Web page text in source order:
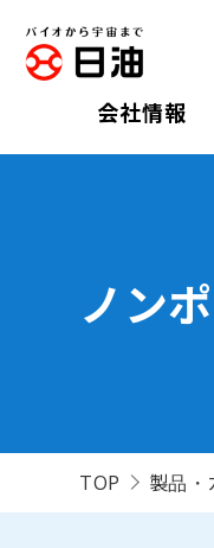
会社情報
ノン
TOP 製品・